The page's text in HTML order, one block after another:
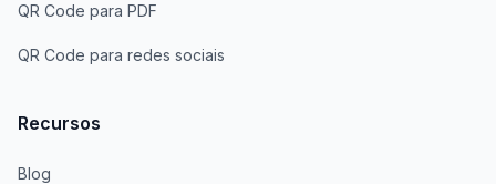
QR Code para PDF
QR Code para redes sociais
Recursos
Blog